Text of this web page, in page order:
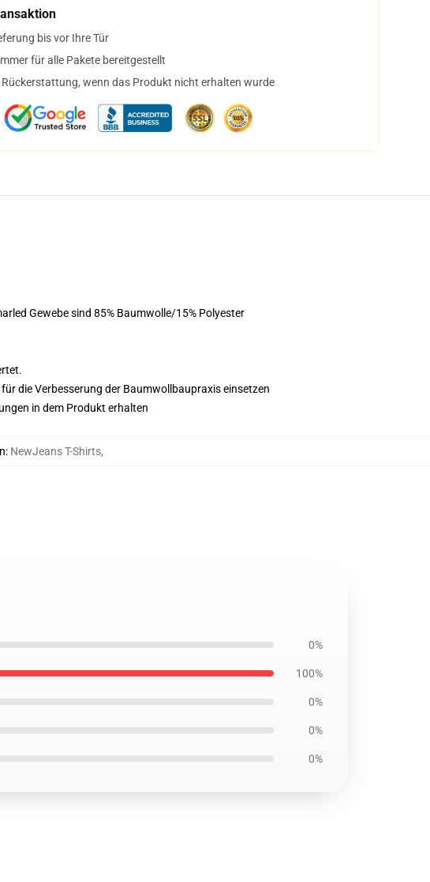
bis vor Ihre Tür
für alle Pakete bereitgestellt
wenn das Produkt nicht erhalten wurde
Gewebe sind 85% Baumwolle/15% Polyester
die Verbesserung der Baumwollbaupraxis einsetzen
in dem Produkt erhalten
: NewJeans T-Shirts,
0%
100%
0%
0%
0%